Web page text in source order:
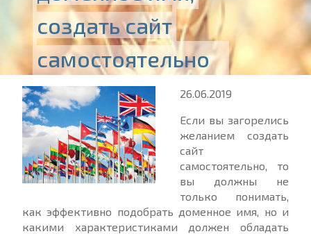
создать сайт
самостоятельно
26.06.2019
Если вы загорелись
желанием создать
сайт
самостоятельно, то
вы должны не
только понимать,
как эффективно подобрать доменное имя, но и
какими характеристиками должен обладать